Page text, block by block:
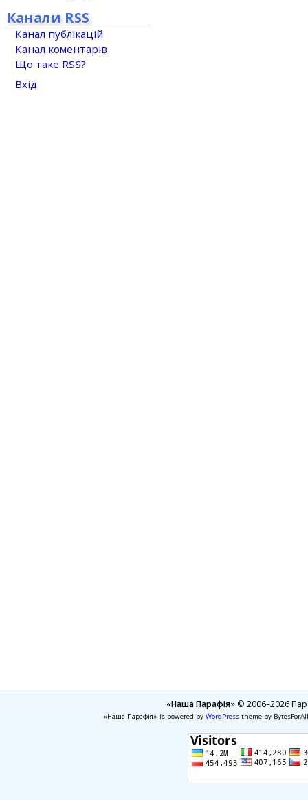
Канали RSS
Канал публікацій
Канал коментарів
Що таке RSS?
Вхід
«Наша Парафія»© 2006–2026
«Наша Парафія» is powered by WordPresstheme by